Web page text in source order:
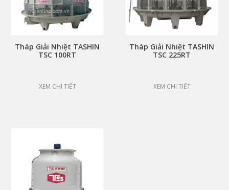
Tháp Giải Nhiệt TASHIN
TSC 100RT
XEM CHI TIẾT
Tháp Giải Nhiệt TASHIN
TSC 225RT
XEM CHI TIẾT